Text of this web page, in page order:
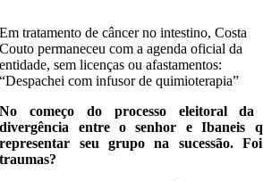
Em tratamento de câncer no intestino, Costa
Couto permaneceu com a agenda oficial da
entidade, sem licenças ou afastamentos:
“Despachei com infusor de quimioterapia”
No começo do processo eleitoral
divergência entre o senhor e Ibaneis
representar seu grupo na sucessão.
traumas?